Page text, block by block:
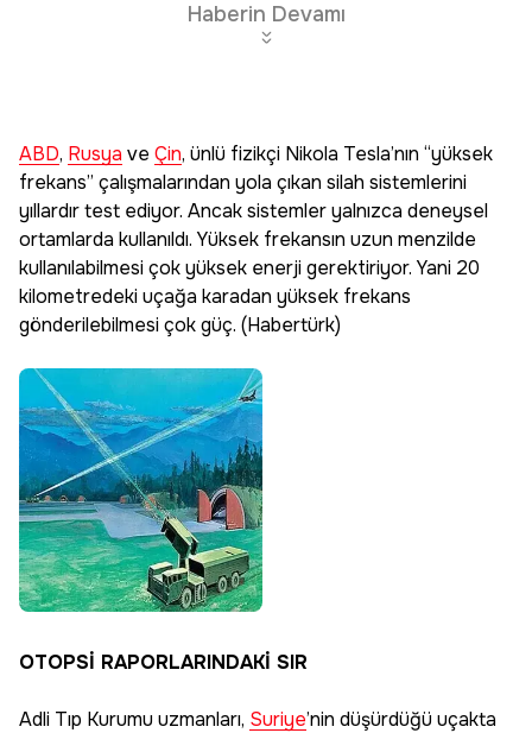
Haberin Devamı
ABD, Rusya ve Çin, ünlü fizikçi Nikola Tesla’nın “yüksek
frekans” çalışmalarından yola çıkan silah sistemlerini
yıllardır test ediyor. Ancak sistemler yalnızca deneysel
ortamlarda kullanıldı. Yüksek frekansın uzun menzilde
kullanılabilmesi çok yüksek enerji gerektiriyor. Yani 20
kilometredeki uçağa karadan yüksek frekans
gönderilebilmesi çok güç. (Habertürk)
OTOPSİ RAPORLARINDAKİ SIR
Adli Tıp Kurumu uzmanları, Suriye’nin düşürdüğü uçakta